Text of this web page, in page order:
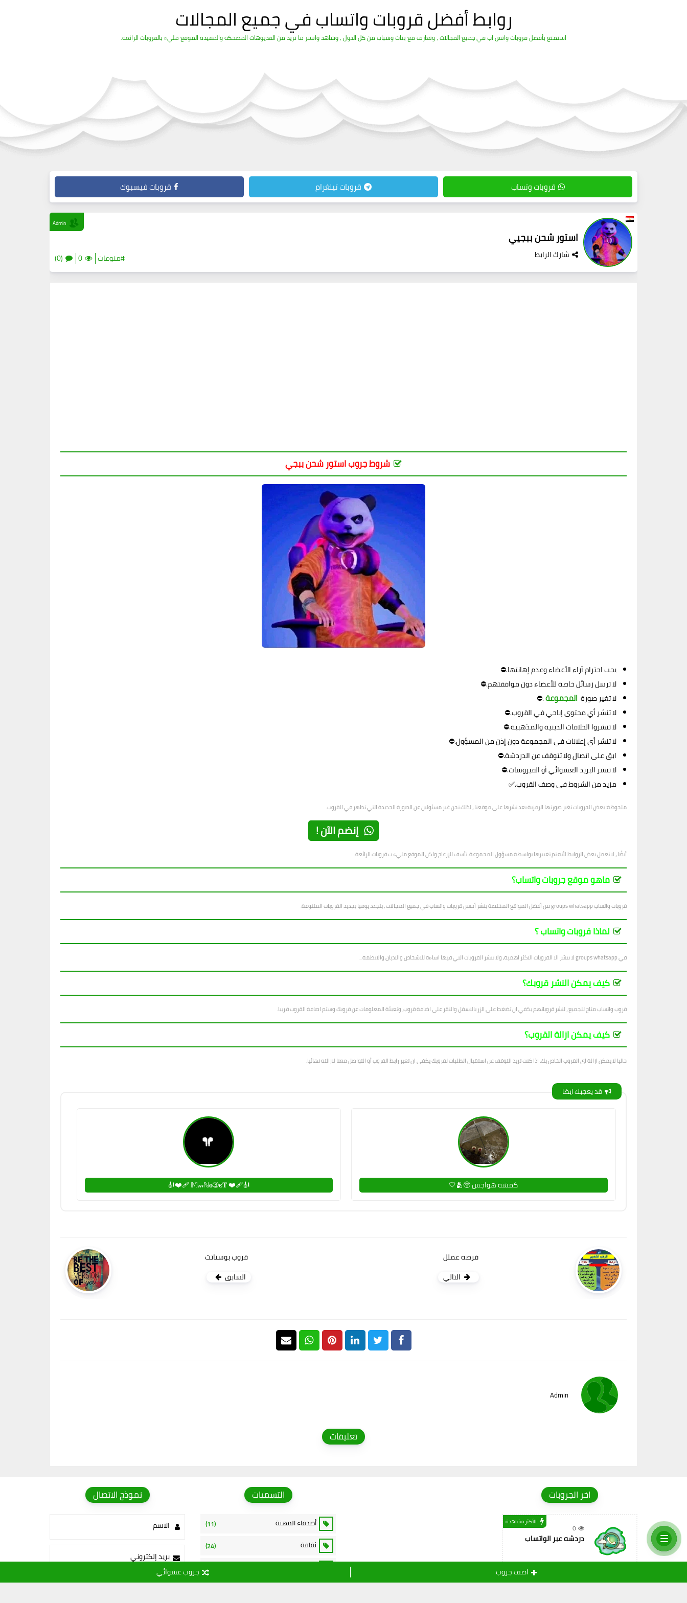
روابط أفضل قروبات واتساب في جميع المجالات
استمتع بأفضل قروبات واتس اب في جميع المجالات ، وتعارف مع بنات وشباب من كل الدول ، وشاهد وانشر ما تريد من الفديوهات المضحكة والمفيدة الموقع مليء بالقروبات الرائعة.
اضف جروب جروب عشوائي
قروبات وتساب قروبات تيلغرام قروبات فيسبوك
استور شحن ببجيي
شارك الرابط #منوعات 0
(0)
Admin
شروط جروب استور شحن ببجي
يجب احترام آراء الأعضاء وعدم إهانتها.⛔
لا ترسل رسائل خاصة للأعضاء دون موافقتهم.⛔
لا تغير صورة المجموعة.⛔
لا تنشر أي محتوى إباحي في القروب.⛔
لا تنشروا الخلافات الدينية والمذهبية.⛔
لا تنشر أي إعلانات في المجموعة دون إذن من المسؤول.⛔
ابق على اتصال ولا تتوقف عن الدردشة.⛔
لا تنشر البريد العشوائي أو الفيروسات.⛔
مزيد من الشروط في وصف القروب.✅
ملحوظة: بعض الجروبات تغير صورتها الرمزية بعد نشرها على موقعنا ، لذلك نحن غير مسئولين عن الصورة الجديدة التي تظهر في القروب.
إنضم الآن !
أيضًا ، لا تعمل بعض الروابط لأنه تم تغييرها بواسطة مسؤول المجموعة. نأسف للإزعاج ولكن الموقع مليء ب قروبات الرائعة.
ماهو موقع جروبات واتساب؟
قروبات واتساب groups whatsapp من أفضل المواقع المختصة بنشر أحسن قروبات واتساب في جميع المجالات ، بتجدد يوميا بجديد القروبات المتنوعة.
لماذا قروبات واتساب ؟
في groups whatsapp لا ننشر الا القروبات الاكثر اهمية، ولا ننشر القروبات التي فيها اساءة للاشخاص والاديان والانظمة...
كيف يمكن النشر قروبك؟
قروب واتساب متاح للجميع ، لنشر قروباتهم يكفي ان تضغط على الزر بالاسفل والنقر على اضافة قروب، وتعبئة المعلومات عن قروبك وستم اصافة القروب قريبا.
كيف يمكن ازالة القروب؟
حاليا لا يمكن ازالة اي القروب الخاص بك، اذا كنت تريد التوقف عن استقبال الطلبات لقروبك يكفي ان تغير رابط القروب أو التواصل معنا لازالته نهائيا.
قد يعجبك ايضا
كمشة هواجس 🥺🫂🤍 🎻❤️‍🩹 𝕄𝓂ℕ𝐨➂є𝐓 ❤️‍🩹🎻
فرصه عملل
التالي
قروب بوستاتت
السابق
Admin
تعليقات
اخر الجروبات
0
الأكثر مشاهدة
دردشه عبر الواتساب
الأكثر مشاهدة
التسميات
أصدقاء المهنة (11)
ثقافة (24)
نموذج الاتصال
الاسم
بريد إلكتروني
رسالة